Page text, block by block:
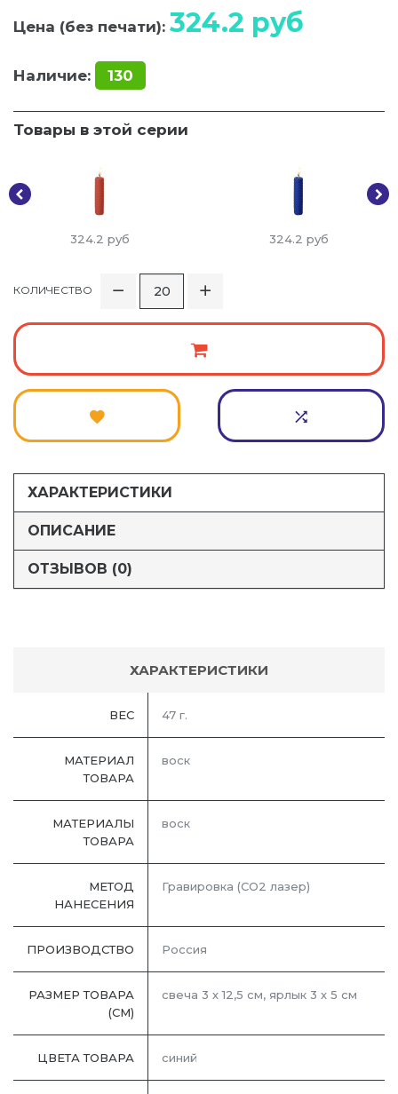
Цена (без печати): 324.2 руб
Наличие: 130
Товары в этой серии
324.2 руб 324.2 руб
КОЛИЧЕСТВО
ХАРАКТЕРИСТИКИ
ОПИСАНИЕ
ОТЗЫВОВ (0)
ХАРАКТЕРИСТИКИ
ВЕС 47 г.
МАТЕРИАЛ
ТОВАРА
воск
МАТЕРИАЛЫ
ТОВАРА
воск
МЕТОД
НАНЕСЕНИЯ
Гравировка (CO2 лазер)
ПРОИЗВОДСТВО Россия
РАЗМЕР ТОВАРА
(СМ)
свеча 3 х 12,5 см, ярлык 3 х 5 см
ЦВЕТА ТОВАРА синий